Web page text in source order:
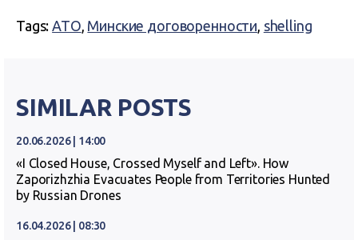
Tags:АТО, Минские договоренности, shelling
SIMILAR POSTS
20.06.2026 | 14:00
«I Closed House, Crossed Myself and Left». How
Zaporizhzhia Evacuates People from Territories Hunted
by Russian Drones
16.04.2026 | 08:30